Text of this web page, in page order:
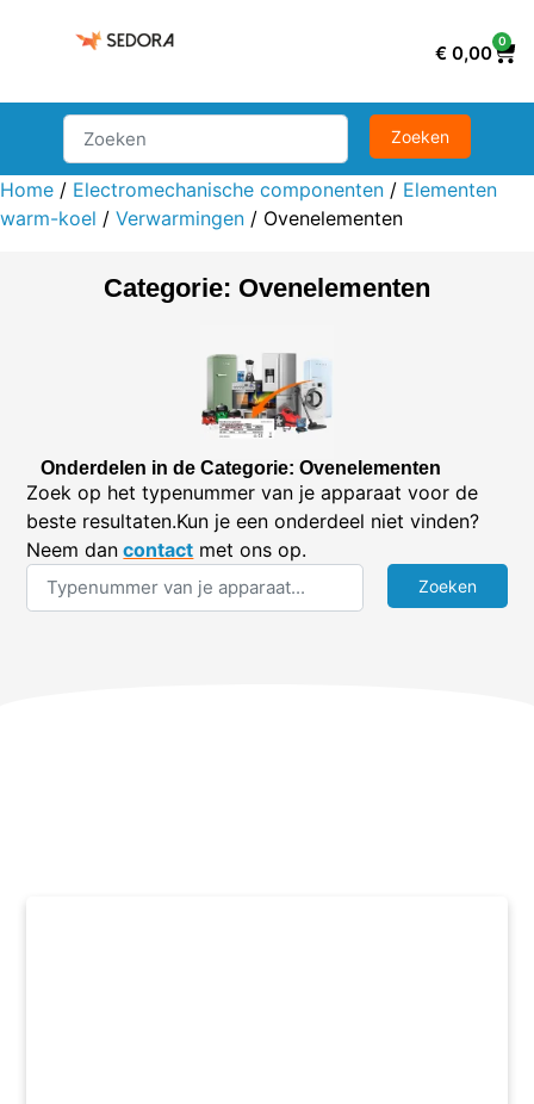
€ 0,00
0
Home / Electromechanische componenten / Elementen
warm-koel / Verwarmingen / Ovenelementen
Categorie: Ovenelementen
Onderdelen in de Categorie: Ovenelementen
Zoek op het typenummer van je apparaat voor de
beste resultaten.Kun je een onderdeel niet vinden?
Neem dan contact met ons op.